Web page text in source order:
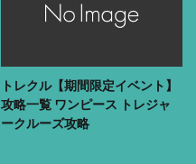
トレクル【期間限定イベント】
攻略一覧 ワンピース トレジャ
ークルーズ攻略